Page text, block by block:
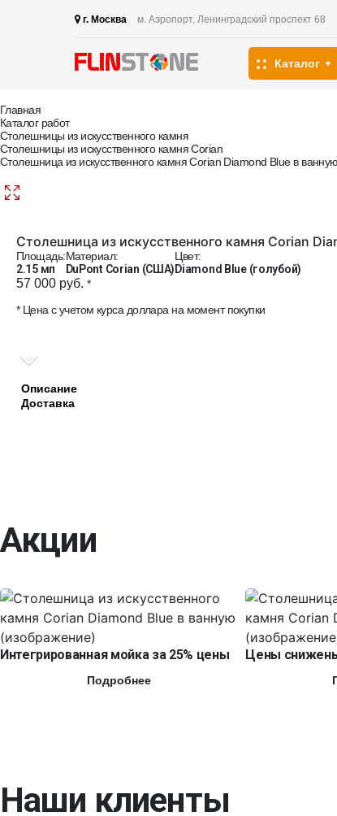
г. Москва м. Аэропорт, Ленинградский проспект 68
Каталог
Главная
Каталог работ
Столешницы из искусственного камня
Столешницы из искусственного камня Corian
Столешница из искусственного камня Corian Diamond Blue в ванную
Столешница из искусственного камня Corian
Площадь:
2.15 мп
Материал:
DuPont Corian (США)
Цвет:
Diamond Blue (голубой)
57 000 руб. *
* Цена с учетом курса доллара на момент покупки
Описание
Доставка
Акции
Интегрированная мойка за 25% цены
Подробнее
Цены
Наши клиенты